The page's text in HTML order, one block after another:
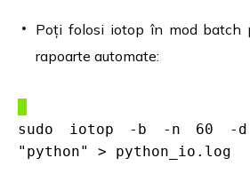
Poți folosi iotop în mod batch
rapoarte automate:
sudo iotop -b -n 60
"python" > python_io.log